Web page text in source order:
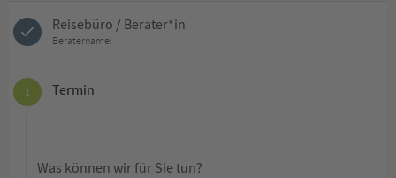
Reisebüro / Berater*in
Beratername:
1 Termin
Was können wir für Sie tun?